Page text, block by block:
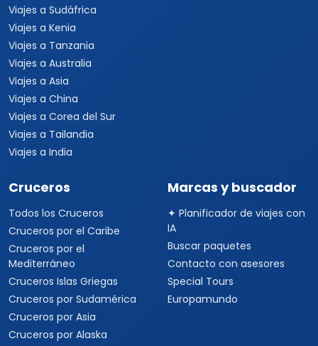
Viajes a Sudáfrica
Viajes a Kenia
Viajes a Tanzania
Viajes a Australia
Viajes a Asia
Viajes a China
Viajes a Corea del Sur
Viajes a Tailandia
Viajes a India
Cruceros
Todos los Cruceros
Cruceros por el Caribe
Cruceros por el
Mediterráneo
Cruceros Islas Griegas
Cruceros por Sudamérica
Cruceros por Asia
Cruceros por Alaska
Marcas y buscador
✦ Planificador de viajes con
IA
Buscar paquetes
Contacto con asesores
Special Tours
Europamundo